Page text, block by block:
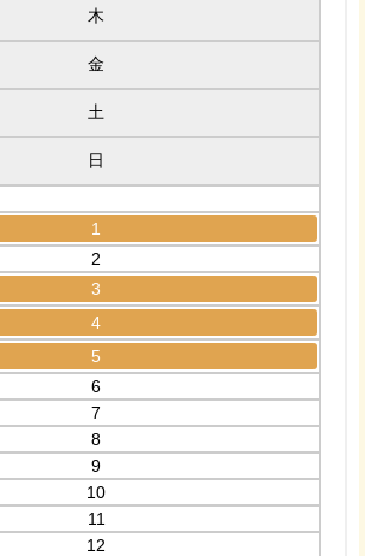
木
金
土
日
1
2
3
4
5
6
7
8
9
10
11
12